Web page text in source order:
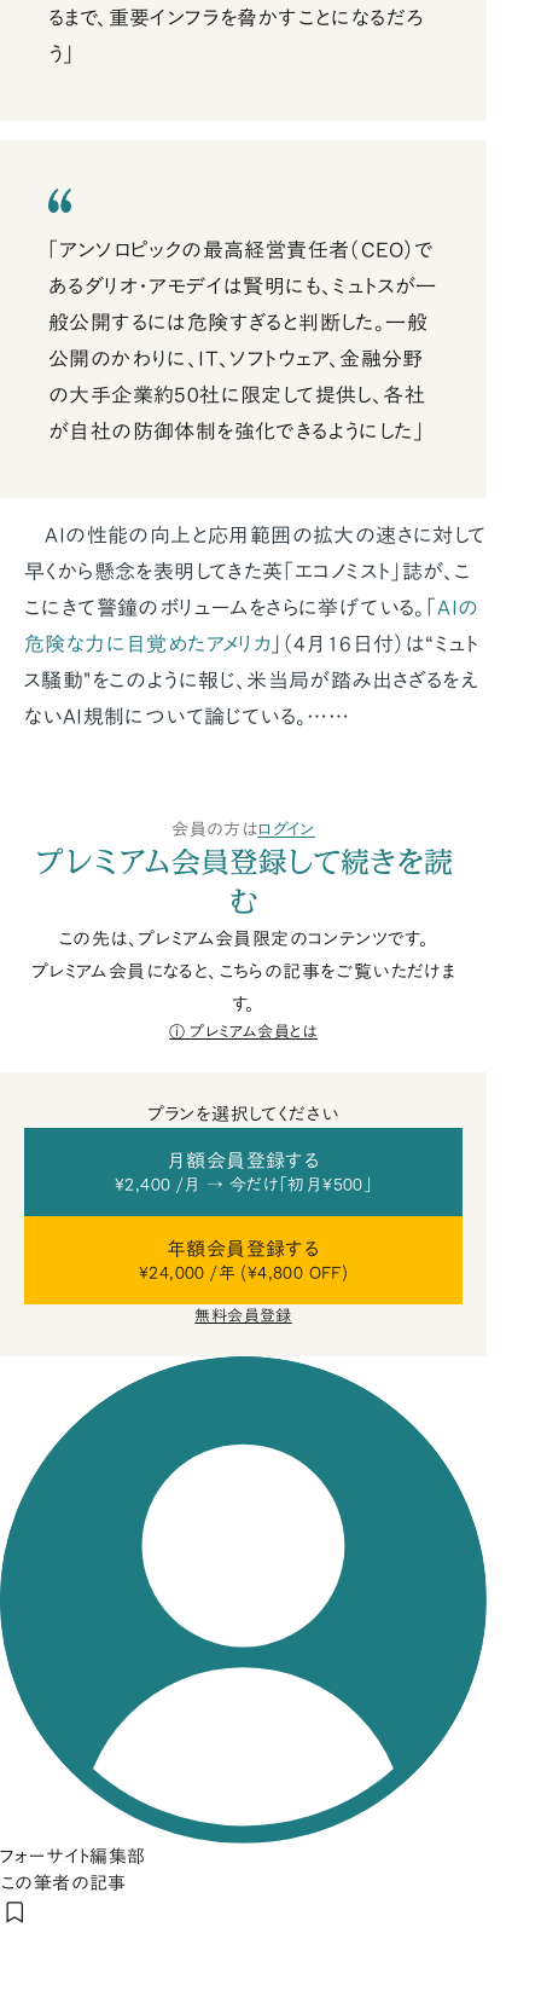
るまで、重要インフラを脅かすことになるだろ
う」
「アンソロピックの最高経営責任者（CEO）で
あるダリオ・アモデイは賢明にも、ミュトスが一
般公開するには危険すぎると判断した。一般
公開のかわりに、IT、ソフトウェア、金融分野
の大手企業約50社に限定して提供し、各社
が自社の防御体制を強化できるようにした」
AIの性能の向上と応用範囲の拡大の速さに対して
早くから懸念を表明してきた英「エコノミスト」誌が、こ
こにきて警鐘のボリュームをさらに挙げている。「 AIの
危険な力に目覚めたアメリカ 」（4月16日付）は“ミュト
ス騒動"をこのように報じ、米当局が踏み出さざるをえ
ないAI規制について論じている。……
会員の方はログイン
プレミアム会員登録して続きを読
む
この先は、プレミアム会員限定のコンテンツです。
プレミアム会員になると、こちらの記事をご覧いただけま
す。
プレミアム会員とは
プランを選択してください
月額会員登録する
¥2,400 /月 → 今だけ「初月¥500」
年額会員登録する
¥24,000 /年 (¥4,800 OFF)
無料会員登録
フォーサイト編集部
この筆者の記事